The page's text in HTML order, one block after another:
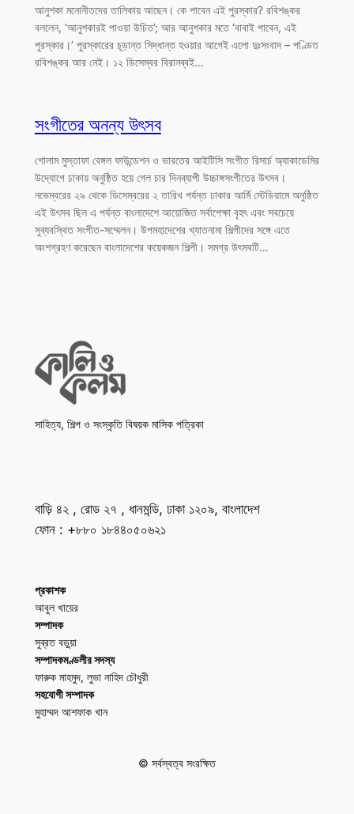
আনুশকা মনোনীতদের তালিকায় আছেন। কে পাবেন এই পুরস্কার? রবিশঙ্কর
বললেন, ‘আনুশকারই পাওয়া উচিত’; আর আনুশকার মতে ‘বাবাই পাবেন, এই
পুরস্কার।’ পুরস্কারের চূড়ান্ত সিদ্ধান্ত হওয়ার আগেই এলো দুঃসংবাদ – পণ্ডিত
রবিশঙ্কর আর নেই। ১২ ডিসেম্বর বিরানব্বই…
সংগীতের অনন্য উৎসব
গোলাম মুস্তাফা বেঙ্গল ফাউন্ডেশন ও ভারতের আইটিসি সংগীত রিসার্চ অ্যাকাডেমির
উদ্যোগে ঢাকায় অনুষ্ঠিত হয়ে গেল চার দিনব্যাপী উচ্চাঙ্গসংগীতের উৎসব।
নভেম্বরের ২৯ থেকে ডিসেম্বরের ২ তারিখ পর্যন্ত ঢাকার আর্মি স্টেডিয়ামে অনুষ্ঠিত
এই উৎসব ছিল এ পর্যন্ত বাংলাদেশে আয়োজিত সর্বাপেক্ষা বৃহৎ এবং সবচেয়ে
সুব্যবস্থিত সংগীত-সম্মেলন। উপমহাদেশের খ্যাতনামা শিল্পীদের সঙ্গে এতে
অংশগ্রহণ করেছেন বাংলাদেশের কয়েকজন শিল্পী। সমগ্র উৎসবটি…
সাহিত্য, শিল্প ও সংস্কৃতি বিষয়ক মাসিক পত্রিকা
বাড়ি ৪২ , রোড ২৭ , ধানমন্ডি, ঢাকা ১২০৯, বাংলাদেশ
ফোন : +৮৮০ ১৮৪৪০৫০৬২১
প্রকাশক
আবুল খায়ের
সম্পাদক
সুব্রত বড়ুয়া
সম্পাদকমণ্ডলীর সদস্য
ফারুক মাহমুদ, লুভা নাহিদ চৌধুরী
সহযোগী সম্পাদক
মুহাম্মদ আশফাক খান
© সর্বস্বত্ব সংরক্ষিত